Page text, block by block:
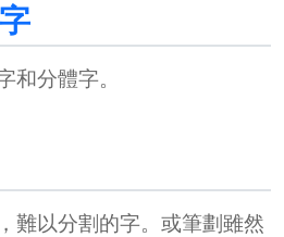
和分體字。
難以分割的字。或筆劃雖然